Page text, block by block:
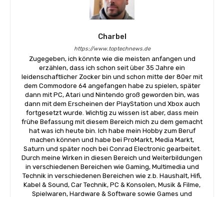
Charbel
https://www.toptechnews.de
Zugegeben, ich könnte wie die meisten anfangen und
erzählen, dass ich schon seit über 35 Jahre ein
leidenschaftlicher Zocker bin und schon mitte der 80er mit
dem Commodore 64 angefangen habe zu spielen, später
dann mit PC, Atari und Nintendo groß geworden bin, was
dann mit dem Erscheinen der PlayStation und Xbox auch
fortgesetzt wurde. Wichtig zu wissen ist aber, dass mein
frühe Befassung mit diesem Bereich mich zu dem gemacht
hat was ich heute bin. Ich habe mein Hobby zum Beruf
machen können und habe bei ProMarkt, Media Markt,
Saturn und später noch bei Conrad Electronic gearbeitet.
Durch meine Wirken in diesen Bereich und Weiterbildungen
in verschiedenen Bereichen wie Gaming, Multimedia und
Technik in verschiedenen Bereichen wie z.b. Haushalt, Hifi,
Kabel & Sound, Car Technik, PC & Konsolen, Musik & Filme,
Spielwaren, Hardware & Software sowie Games und